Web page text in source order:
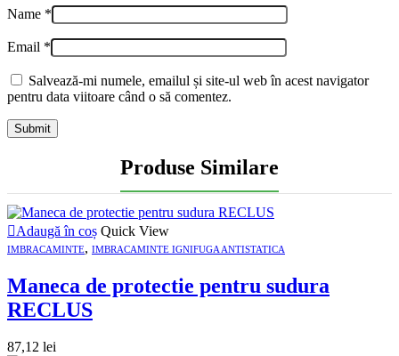
Name *
Email *
Salvează-mi numele, emailul și site-ul web în acest navigator
pentru data viitoare când o să comentez.
Produse Similare
Adaugă în coș Quick View
IMBRACAMINTE, IMBRACAMINTE IGNIFUGA ANTISTATICA
Maneca de protectie pentru sudura
RECLUS
87,12 lei